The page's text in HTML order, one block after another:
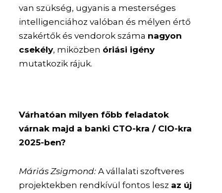
van szükség, ugyanis a mesterséges
intelligenciához valóban és mélyen értő
szakértők és vendorok száma nagyon
csekély, miközben óriási igény
mutatkozik rájuk.
Várhatóan milyen főbb feladatok
várnak majd a banki CTO-kra / CIO-kra
2025-ben?
Máriás Zsigmond: A vállalati szoftveres
projektekben rendkívül fontos lesz az új